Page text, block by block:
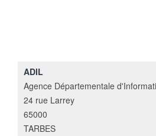
ADIL
Agence Départementale
24 rue Larrey
65000
TARBES